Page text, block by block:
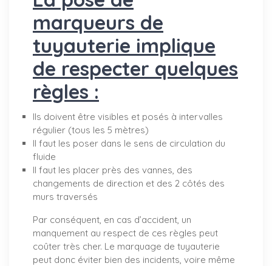
marqueurs de
tuyauterie implique
de respecter quelques
règles :
Ils doivent être visibles et posés à intervalles
régulier (tous les 5 mètres)
Il faut les poser dans le sens de circulation du
fluide
Il faut les placer près des vannes, des
changements de direction et des 2 côtés des
murs traversés
Par conséquent, en cas d’accident, un
manquement au respect de ces règles peut
coûter très cher. Le marquage de tuyauterie
peut donc éviter bien des incidents, voire même